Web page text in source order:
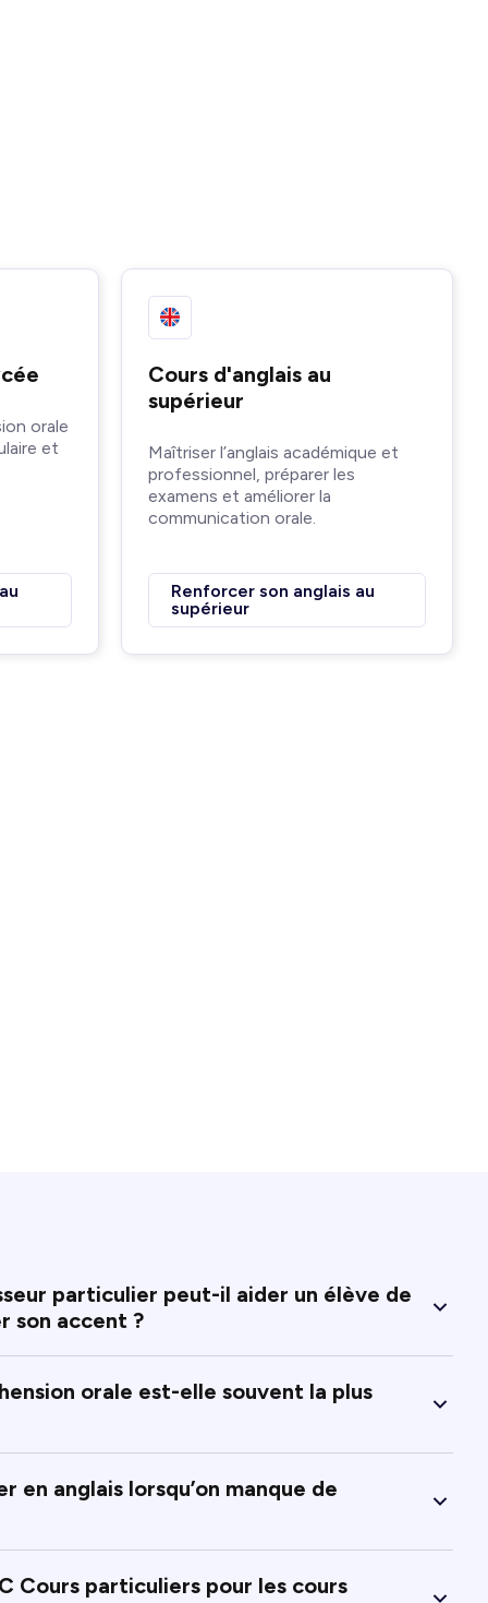
orale
et
Cours d'anglais au
supérieur
Maîtriser l’anglais académique et
professionnel, préparer les
examens et améliorer la
communication orale.
Renforcer son anglais au
supérieur
particulier peut-il aider un élève de
son accent ?
orale est-elle souvent la plus
en anglais lorsqu’on manque de
Cours particuliers pour les cours